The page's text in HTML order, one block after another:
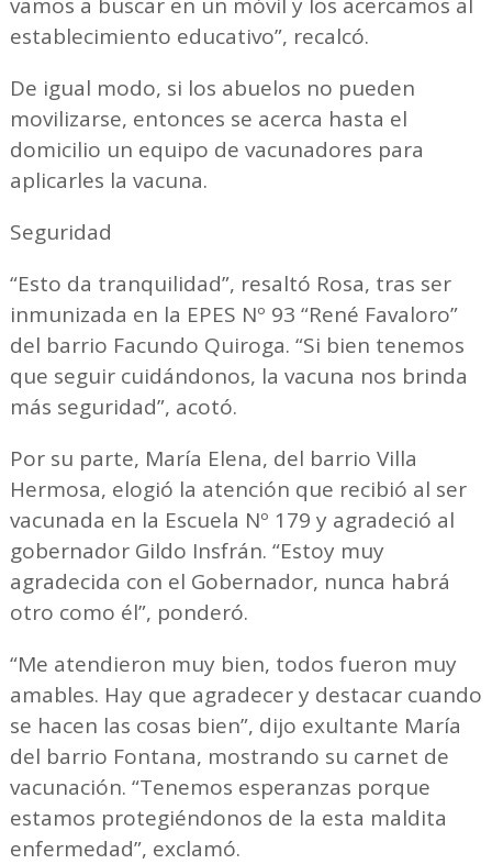
establecimiento educativo”, recalcó.
De igual modo, si los abuelos no pueden
movilizarse, entonces se acerca hasta el
domicilio un equipo de vacunadores para
aplicarles la vacuna.
Seguridad
“Esto da tranquilidad”, resaltó Rosa, tras ser
inmunizada en la EPES Nº 93 “René Favaloro”
del barrio Facundo Quiroga. “Si bien tenemos
que seguir cuidándonos, la vacuna nos brinda
más seguridad”, acotó.
Por su parte, María Elena, del barrio Villa
Hermosa, elogió la atención que recibió al ser
vacunada en la Escuela Nº 179 y agradeció al
gobernador Gildo Insfrán. “Estoy muy
agradecida con el Gobernador, nunca habrá
otro como él”, ponderó.
“Me atendieron muy bien, todos fueron muy
amables. Hay que agradecer y destacar cuando
se hacen las cosas bien”, dijo exultante María
del barrio Fontana, mostrando su carnet de
vacunación. “Tenemos esperanzas porque
estamos protegiéndonos de la esta maldita
enfermedad”, exclamó.